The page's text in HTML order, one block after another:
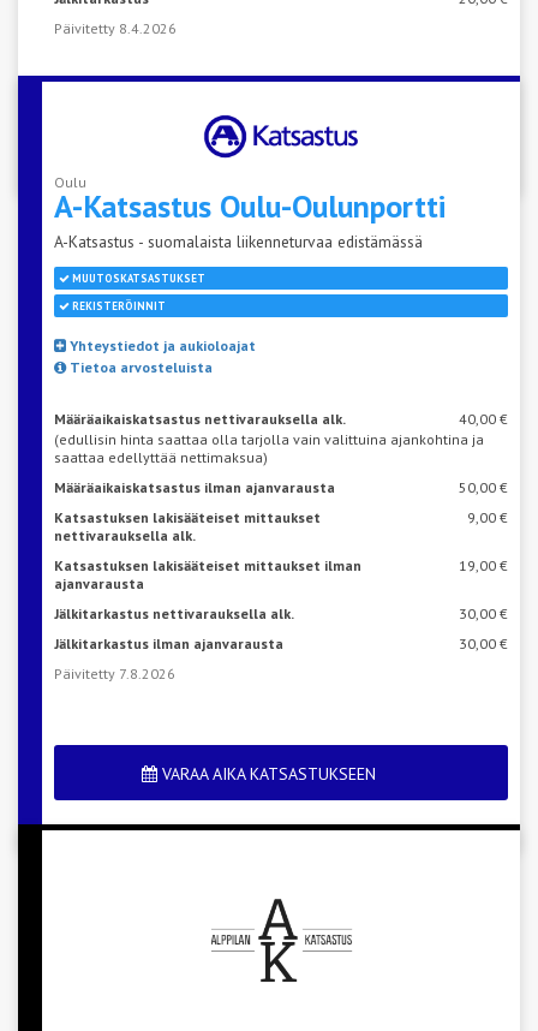
Päivitetty 8.4.2026
VARAA AIKA KATSASTUKSEEN
Oulu
A-Katsastus Oulu-Oulunportti
A-Katsastus - suomalaista liikenneturvaa edistämässä
MUUTOSKATSASTUKSET
REKISTERÖINNIT
Yhteystiedot ja aukioloajat
Tietoa arvosteluista
Määräaikaiskatsastus nettivarauksella alk.
40,00 €
(edullisin hinta saattaa olla tarjolla vain valittuina ajankohtina ja
saattaa edellyttää nettimaksua)
Määräaikaiskatsastus ilman ajanvarausta
50,00 €
Katsastuksen lakisääteiset mittaukset
nettivarauksella alk.
9,00 €
Katsastuksen lakisääteiset mittaukset ilman
ajanvarausta
19,00 €
Jälkitarkastus nettivarauksella alk.
30,00 €
Jälkitarkastus ilman ajanvarausta
30,00 €
Päivitetty 7.8.2026
VARAA AIKA KATSASTUKSEEN